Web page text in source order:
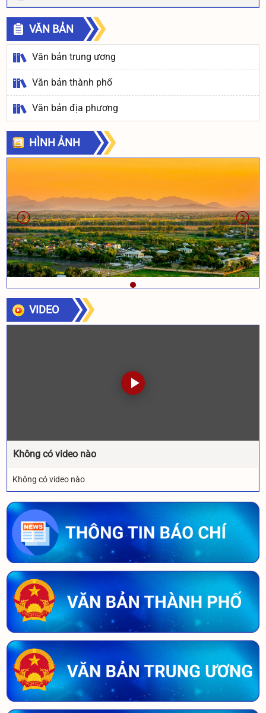
VĂN BẢN
Văn bản trung ương
Văn bản thành phố
Văn bản địa phương
HÌNH ẢNH
VIDEO
Không có video nào
Không có video nào